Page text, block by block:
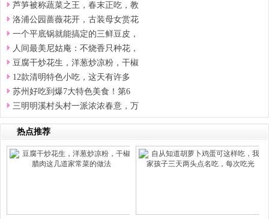
芦笋被称蔬菜之王，春末正吃，教
洛浦公园蔷薇花开，古装母女赏花
一个平底锅就能搞定的三鲜豆皮，
人间最美尼姑庵：不烧香只种花，
豆腐干炒花生，洋葱炒凉粉，干椒
12款清明特色小吃，这天有许多
苏州好吃到爆7大特色美食！第6
三明明溪村头村一派浓浓春意，万
热点推荐